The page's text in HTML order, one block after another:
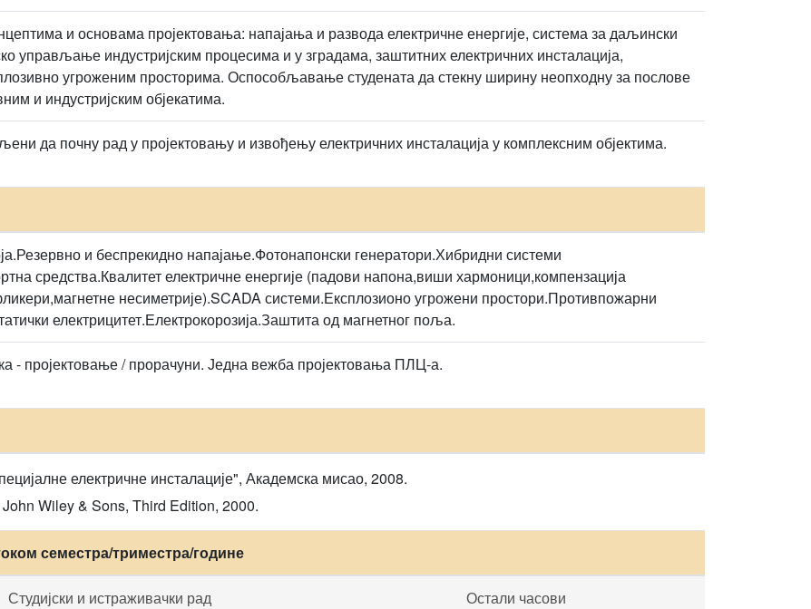
и основама пројектовања: напајања и развода електричне енергије, система за даљински
управљање индустријским процесима и у зградама, заштитних електричних инсталација,
угроженим просторима. Оспособљавање студената да стекну ширину неопходну за послове
и индустријским објекатима.
да почну рад у пројектовању и извођењу електричних инсталација у комплексним објектима.
и беспрекидно напајање.Фотонапонски генератори.Хибридни системи
средства.Квалитет електричне енергије (падови напона,виши хармоници,компензација
несиметрије).SCADA системи.Експлозионо угрожени простори.Противпожарни
електрицитет.Електрокорозија.Заштита од магнетног поља.
- пројектовање / прорачуни. Једна вежба пројектовања ПЛЦ-а.
електричне инсталације", Академска мисао, 2008.
Wiley & Sons, Third Edition, 2000.
семестра/триместра/године
Студијски и истраживачки рад Остали часови